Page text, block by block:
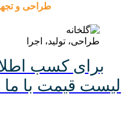
طراحی و
طراحی، تولید، اجرا
برای کسب
لیست قیمت با ما